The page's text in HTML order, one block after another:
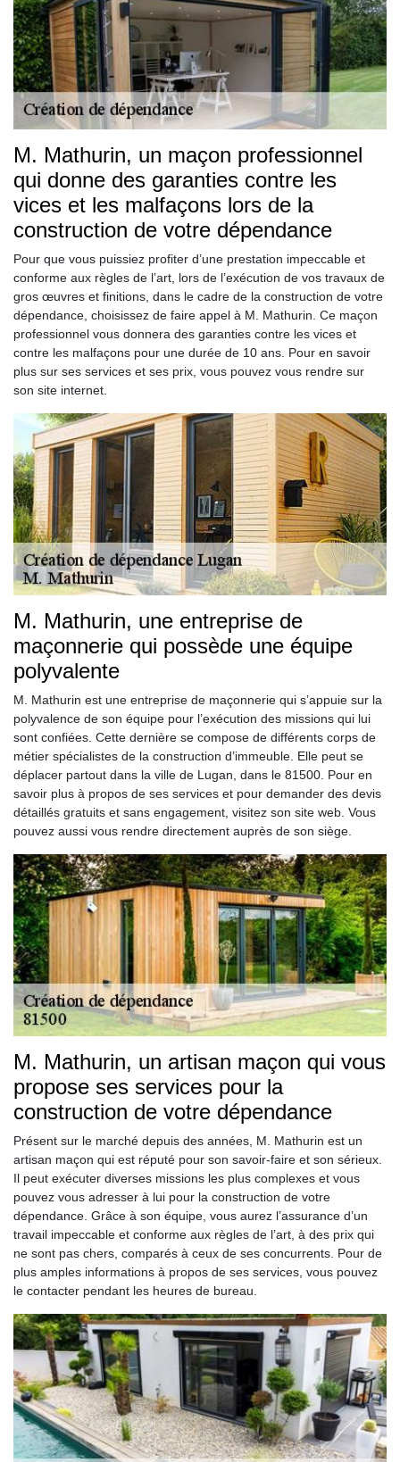
M. Mathurin, un maçon professionnel
qui donne des garanties contre les
vices et les malfaçons lors de la
construction de votre dépendance
Pour que vous puissiez profiter d’une prestation impeccable et
conforme aux règles de l’art, lors de l’exécution de vos travaux de
gros œuvres et finitions, dans le cadre de la construction de votre
dépendance, choisissez de faire appel à M. Mathurin. Ce maçon
professionnel vous donnera des garanties contre les vices et
contre les malfaçons pour une durée de 10 ans. Pour en savoir
plus sur ses services et ses prix, vous pouvez vous rendre sur
son site internet.
M. Mathurin, une entreprise de
maçonnerie qui possède une équipe
polyvalente
M. Mathurin est une entreprise de maçonnerie qui s’appuie sur la
polyvalence de son équipe pour l’exécution des missions qui lui
sont confiées. Cette dernière se compose de différents corps de
métier spécialistes de la construction d’immeuble. Elle peut se
déplacer partout dans la ville de Lugan, dans le 81500. Pour en
savoir plus à propos de ses services et pour demander des devis
détaillés gratuits et sans engagement, visitez son site web. Vous
pouvez aussi vous rendre directement auprès de son siège.
M. Mathurin, un artisan maçon qui vous
propose ses services pour la
construction de votre dépendance
Présent sur le marché depuis des années, M. Mathurin est un
artisan maçon qui est réputé pour son savoir-faire et son sérieux.
Il peut exécuter diverses missions les plus complexes et vous
pouvez vous adresser à lui pour la construction de votre
dépendance. Grâce à son équipe, vous aurez l’assurance d’un
travail impeccable et conforme aux règles de l’art, à des prix qui
ne sont pas chers, comparés à ceux de ses concurrents. Pour de
plus amples informations à propos de ses services, vous pouvez
le contacter pendant les heures de bureau.